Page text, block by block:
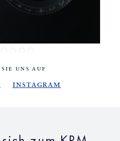
UNS AUF
Instagram